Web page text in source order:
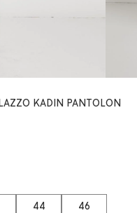
KADIN PANTOLON
44 46